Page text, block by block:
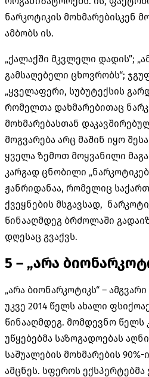
ნარკოტიკის მოხმარებისკენ
ამბობს ის.
„ქალაქში მკვლელი დადის”;
გამსაღებელი ცხოვრობს“;
„ყველაფერი, სუბუტექსის
რომელთა დახმარებითაც
მოხმარებასთან
მოგვარება არც მაშინ იყო
ყველა ზემოთ მოყვანილი
კარგად ცნობილი
ჟანრიდანაა, რომელიც
ქვეყნების მსგავსად,
წინააღმდეგ ბრძოლაში
დღესაც გვაქვს.
5 – „არა
„არა ბიონარკოტიკს“ –
უკვე 2014 წელს ახალი
წინააღმდეგ. მომდევნო წელს
უწყებებმა საზოგადოებას
საშუალების მოხმარების
ამცნეს. სფეროს ექსპერტებმა